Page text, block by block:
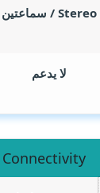
Stereo / سماعتين
لا يدعم
Connectivity